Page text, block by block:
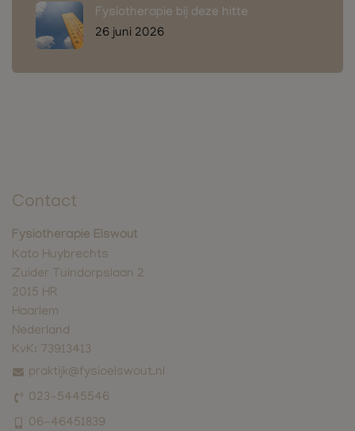
Fysiotherapie bij deze hitte
26 juni 2026
Contact
Fysiotherapie Elswout
Kato Huybrechts
Zuider Tuindorpslaan 2
2015 HR
Haarlem
Nederland
praktijk@fysioelswout.nl
023-5445546
06-46451839
KvK: 73913413